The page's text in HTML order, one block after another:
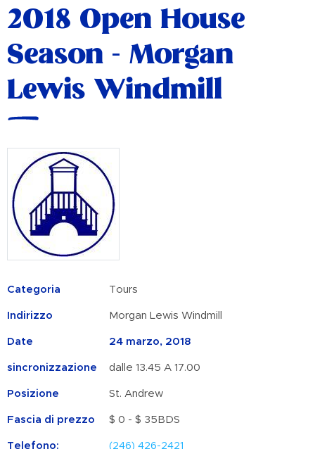
2018 Open House
Season - Morgan
Lewis Windmill
Categoria Tours
Indirizzo Morgan Lewis Windmill
Date 24 marzo, 2018
sincronizzazione dalle 13.45 A 17.00
Posizione St. Andrew
Fascia di prezzo $ 0 - $ 35BDS
Telefono: (246) 426-2421